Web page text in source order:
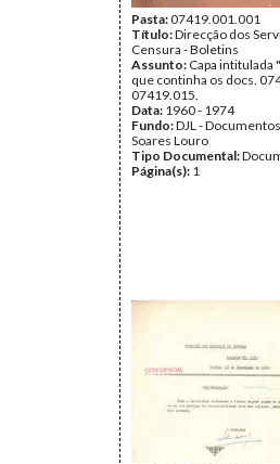
Pasta:07419.001.001
Título:Direcção dos
Censura - Boletins
Assunto: Capa
que continha os docs.
07419.015.
Data: 1960 - 1974
Fundo:DJL -
Soares Louro
Tipo Documental:
Página(s): 1